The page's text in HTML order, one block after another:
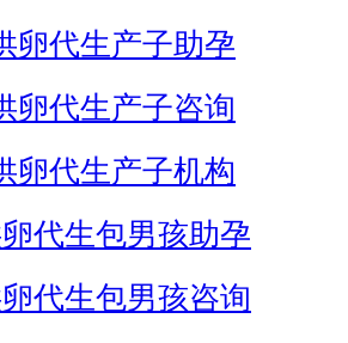
卵代生产子助孕
卵代生产子咨询
卵代生产子机构
代生包男孩助孕
代生包男孩咨询